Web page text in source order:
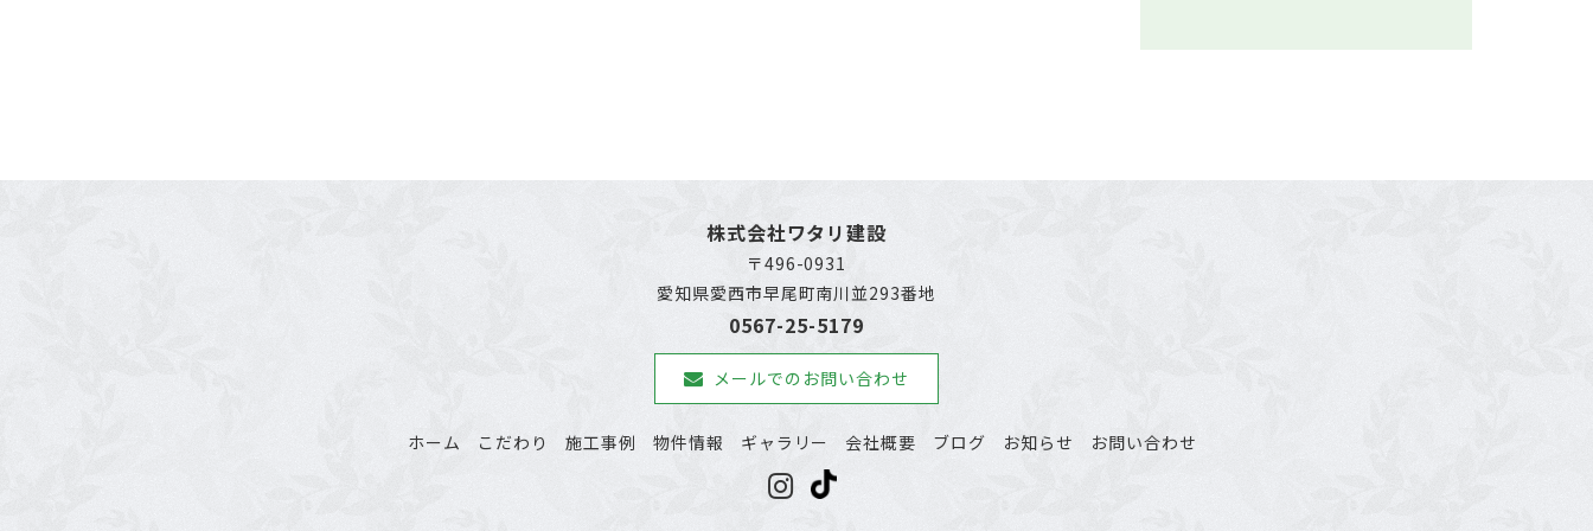
株式会社ワタリ建設
〒496-0931
愛知県愛西市早尾町南川並293番地
0567-25-5179
メールでのお問い合わせ
ホーム こだわり 施工事例 物件情報 ギャラリー 会社概要 ブログ お知らせ お問い合わせ